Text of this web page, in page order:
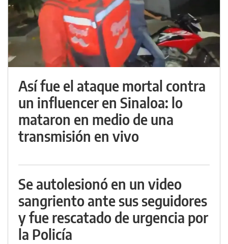
Así fue el ataque mortal contra
un influencer en Sinaloa: lo
mataron en medio de una
transmisión en vivo
Se autolesionó en un video
sangriento ante sus seguidores
y fue rescatado de urgencia por
la Policía